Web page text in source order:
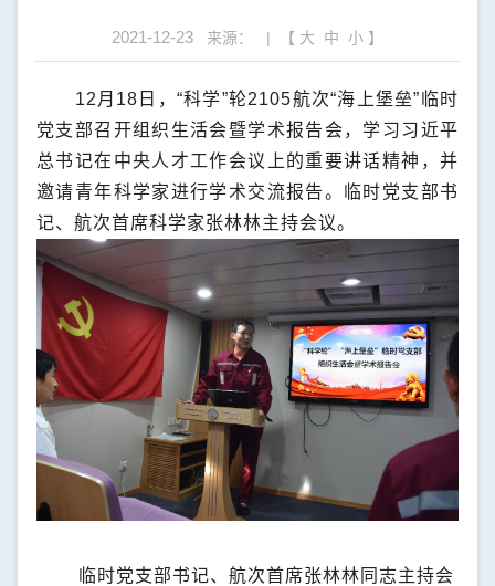
2021-12-23 来源： | 【 大 中 小 】
12 月 18 日，“科学”轮2105航次“海上堡垒”临时
党支部召开组织生活会暨学术报告会，学习习近平
总书记在中央人才工作会议上的重要讲话精神，并
邀请青年科学家进行学术交流报告。临时党支部书
记、航次首席科学家张林林主持会议。
临时党支部书记、航次首席张林林同志主持会